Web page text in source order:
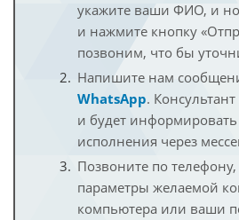
укажите ваши ФИО, и
и нажмите кнопку
позвоним, что бы
Напишите нам
WhatsApp.
и будет информировать
исполнения через
Позвоните по
параметры желаемой
компьютера или ваши